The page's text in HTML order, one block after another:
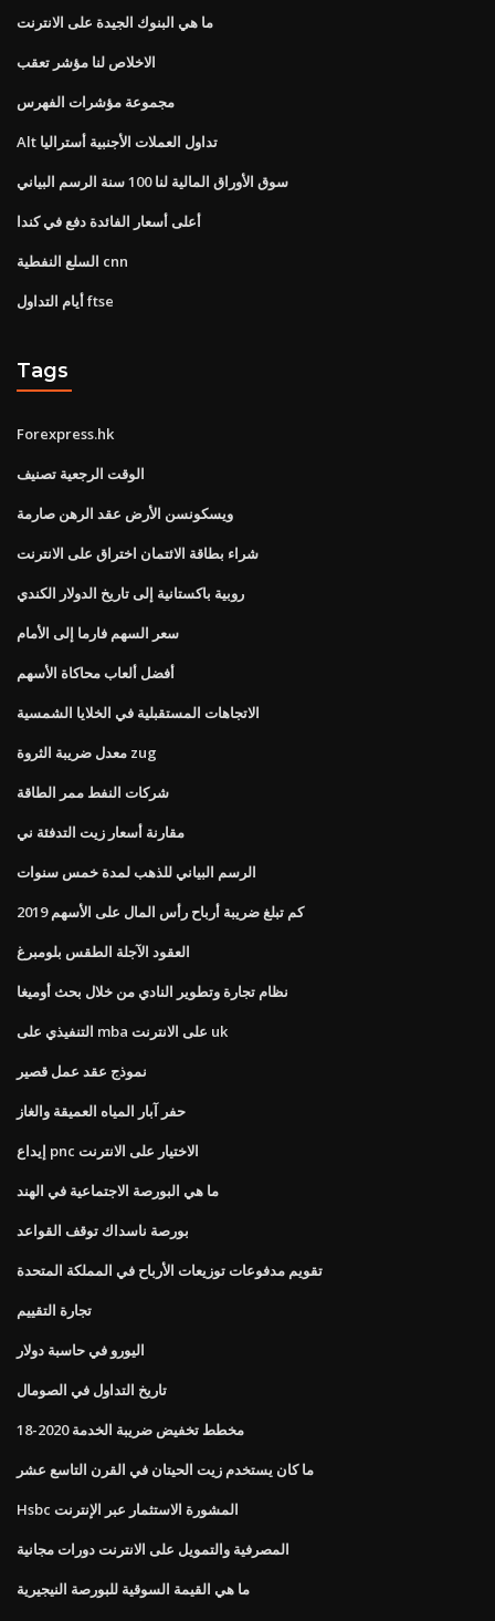
ما هي البنوك الجيدة على الانترنت
الاخلاص لنا مؤشر تعقب
مجموعة مؤشرات الفهرس
Alt تداول العملات الأجنبية أستراليا
سوق الأوراق المالية لنا 100 سنة الرسم البياني
أعلى أسعار الفائدة دفع في كندا
السلع النفطية cnn
أيام التداول ftse
Tags
Forexpress.hk
الوقت الرجعية تصنيف
ويسكونسن الأرض عقد الرهن صارمة
شراء بطاقة الائتمان اختراق على الانترنت
روبية باكستانية إلى تاريخ الدولار الكندي
سعر السهم فارما إلى الأمام
أفضل ألعاب محاكاة الأسهم
الاتجاهات المستقبلية في الخلايا الشمسية
معدل ضريبة الثروة zug
شركات النفط ممر الطاقة
مقارنة أسعار زيت التدفئة ني
الرسم البياني للذهب لمدة خمس سنوات
كم تبلغ ضريبة أرباح رأس المال على الأسهم 2019
العقود الآجلة الطقس بلومبرغ
نظام تجارة وتطوير النادي من خلال بحث أوميغا
التنفيذي على mba على الانترنت uk
نموذج عقد عمل قصير
حفر آبار المياه العميقة والغاز
إيداع pnc الاختيار على الانترنت
ما هي البورصة الاجتماعية في الهند
بورصة ناسداك توقف القواعد
تقويم مدفوعات توزيعات الأرباح في المملكة المتحدة
تجارة التقييم
اليورو في حاسبة دولار
تاريخ التداول في الصومال
مخطط تخفيض ضريبة الخدمة 2020-18
ما كان يستخدم زيت الحيتان في القرن التاسع عشر
Hsbc المشورة الاستثمار عبر الإنترنت
المصرفية والتمويل على الانترنت دورات مجانية
ما هي القيمة السوقية للبورصة النيجيرية